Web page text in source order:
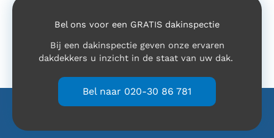
Bel ons voor een GRATIS dakinspectie
Bij een dakinspectie geven onze ervaren
dakdekkers u inzicht in de staat van uw dak.
Bel naar 020-30 86 781